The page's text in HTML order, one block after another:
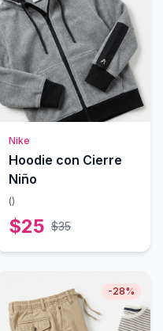
Nike
Hoodie con Cierre
Niño
()
$25 $35
-28%